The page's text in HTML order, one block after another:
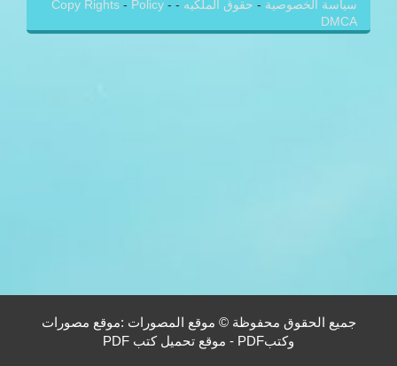
سياسة الخصوصية - حقوق الملكيه -
Copy Rights - Policy -
DMCA
جميع الحقوق محفوظة © موقع المصورات :موقع مصورات
وكتبPDF - موقع تحميل كتب PDF